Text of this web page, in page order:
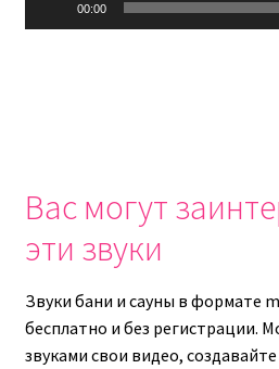
00:00
Вас могут
эти звуки
Звуки бани и сауны в формате
бесплатно и без регистрации.
звуками свои видео,